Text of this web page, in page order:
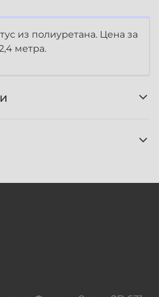
из полиуретана. Цена за
метра.